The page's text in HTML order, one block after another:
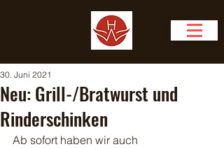
Neu: Grill-/Bratwurst und
Rinderschinken
30. Juni 2021
Ab sofort haben wir auch